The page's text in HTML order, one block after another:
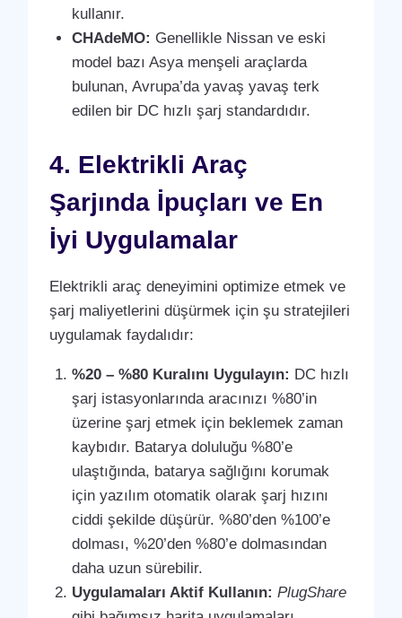
kullanır.
CHAdeMO: Genellikle Nissan ve eski
model bazı Asya menşeli araçlarda
bulunan, Avrupa’da yavaş yavaş terk
edilen bir DC hızlı şarj standardıdır.
4. Elektrikli Araç
Şarjında İpuçları ve En
İyi Uygulamalar
Elektrikli araç deneyimini optimize etmek ve
şarj maliyetlerini düşürmek için şu stratejileri
uygulamak faydalıdır:
%20 – %80 Kuralını Uygulayın: DC hızlı
şarj istasyonlarında aracınızı %80’in
üzerine şarj etmek için beklemek zaman
kaybıdır. Batarya doluluğu %80’e
ulaştığında, batarya sağlığını korumak
için yazılım otomatik olarak şarj hızını
ciddi şekilde düşürür. %80’den %100’e
dolması, %20’den %80’e dolmasından
daha uzun sürebilir.
Uygulamaları Aktif Kullanın: PlugShare